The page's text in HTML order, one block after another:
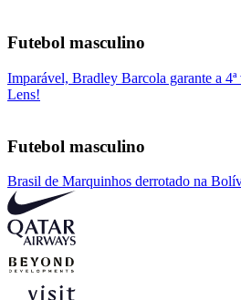
Futebol masculino
Imparável, Bradley Barcola garante a
Lens!
Futebol masculino
Brasil de Marquinhos derrotado na